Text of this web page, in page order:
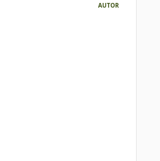
AUTOR